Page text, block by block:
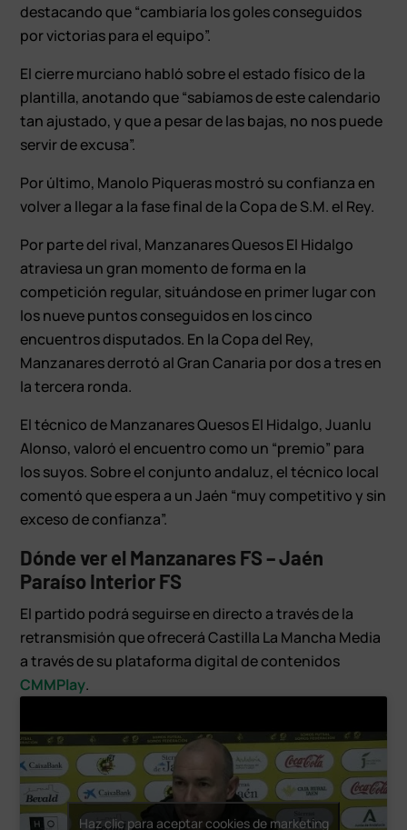
destacando que “cambiaría los goles conseguidos
por victorias para el equipo”.
El cierre murciano habló sobre el estado físico de la
plantilla, anotando que “sabíamos de este calendario
tan ajustado, y que a pesar de las bajas, no nos puede
servir de excusa”.
Por último, Manolo Piqueras mostró su confianza en
volver a llegar a la fase final de la Copa de S.M. el Rey.
Por parte del rival, Manzanares Quesos El Hidalgo
atraviesa un gran momento de forma en la
competición regular, situándose en primer lugar con
los nueve puntos conseguidos en los cinco
encuentros disputados. En la Copa del Rey,
Manzanares derrotó al Gran Canaria por dos a tres en
la tercera ronda.
El técnico de Manzanares Quesos El Hidalgo, Juanlu
Alonso, valoró el encuentro como un “premio” para
los suyos. Sobre el conjunto andaluz, el técnico local
comentó que espera a un Jaén “muy competitivo y sin
exceso de confianza”.
Dónde ver el Manzanares FS – Jaén
Paraíso Interior FS
El partido podrá seguirse en directo a través de la
retransmisión que ofrecerá Castilla La Mancha Media
a través de su plataforma digital de contenidos
CMMPlay.
Haz clic para aceptar cookies de marketing